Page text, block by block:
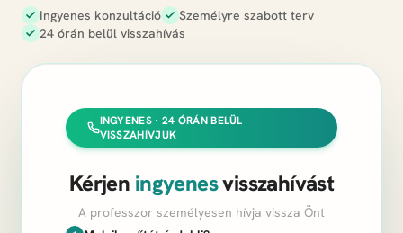
Ingyenes konzultáció
Személyre szabott terv
24 órán belül visszahívás
INGYENES · 24 ÓRÁN BELÜL
VISSZAHÍVJUK
Kérjen ingyenesvisszahívást
A professzor személyesen hívja vissza Önt